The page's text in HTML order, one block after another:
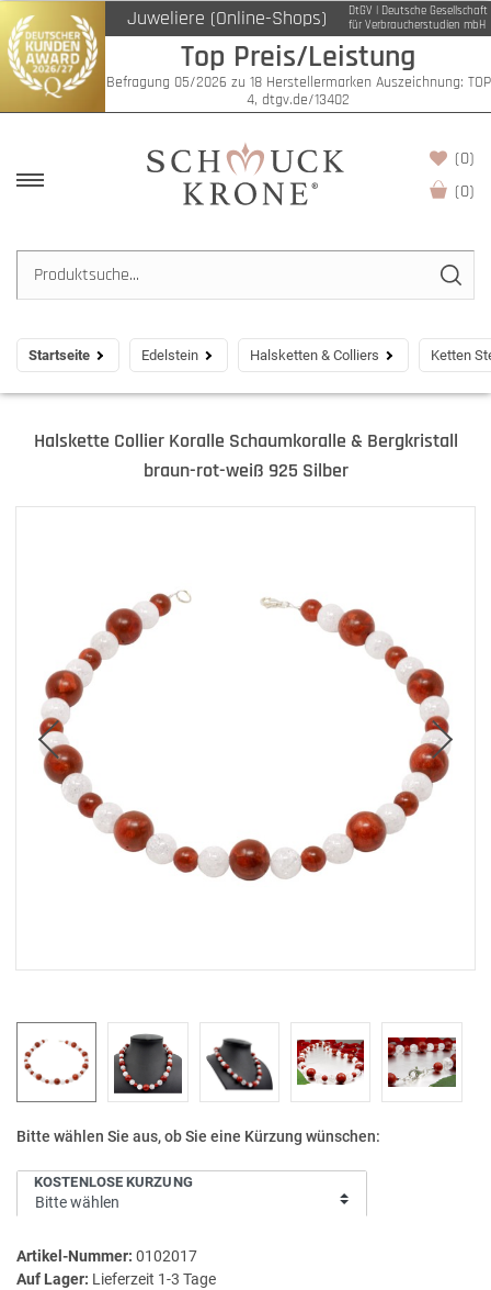
Juweliere (Online-Shops)
DtGV | Deutsche Gesellschaft
für Verbraucherstudien mbH
Top Preis/Leistung
Befragung 05/2026 zu 18 Herstellermarken Auszeichnung: TOP
4, dtgv.de/13402
(0)
(0)
Startseite Edelstein Halsketten & Colliers Ketten
Halskette Collier Koralle Schaumkoralle & Bergkristall
braun-rot-weiß 925 Silber
Bitte wählen Sie aus, ob Sie eine Kürzung wünschen:
KOSTENLOSE KÜRZUNG
Artikel-Nummer: 0102017
Auf Lager: Lieferzeit 1-3 Tage